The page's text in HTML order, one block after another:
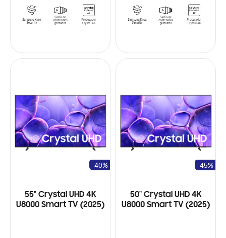
55" Crystal UHD 4K
U8000 Smart TV (2025)
-40%
50" Crystal UHD 4K
U8000 Smart TV (2025)
-45%